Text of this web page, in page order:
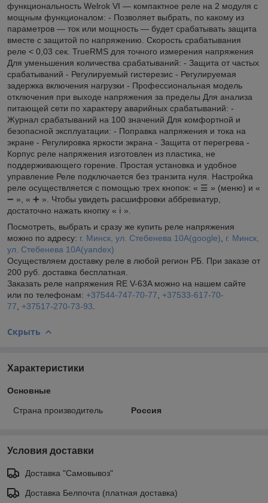
функциональность Welrok VI — компактное реле на 2 модуля с
мощным функционалом: - Позволяет выбрать, по какому из
параметров — ток или мощность — будет срабатывать защита
вместе с защитой по напряжению. Скорость срабатывания
реле < 0,03 сек. TrueRMS для точного измерения напряжения
Для уменьшения количества срабатываний: - Защита от частых
срабатываний - Регулируемый гистерезис - Регулируемая
задержка включения нагрузки - Профессиональная модель
отключения при выходе напряжения за пределы Для анализа
питающей сети по характеру аварийных срабатываний: -
Журнал срабатываний на 100 значений Для комфортной и
безопасной эксплуатации: - Поправка напряжения и тока на
экране - Регулировка яркости экрана - Защита от перегрева -
Корпус реле напряжения изготовлен из пластика, не
поддерживающего горение. Простая установка и удобное
управление Реле подключается без транзита нуля. Настройка
реле осуществляется с помощью трех кнопок: « ☰ » (меню) и «
➖ », « ➕ ». Чтобы увидеть расшифровки аббревиатур,
достаточно нажать кнопку « ℹ️ ».
Посмотреть, выбрать и сразу же купить реле напряжения
можно по адресу: г. Минск, ул. Стебенева 10А(google)
г. Минск,
ул. Стебенева 10А(yandex)
Осуществляем доставку реле в любой регион РБ. При заказе от
200 руб. доставка бесплатная.
Заказать реле напряжения RE V-63A можно на нашем сайте
или по телефонам: +37544-747-70-77 +37533-617-70-
77 +37517-270-73-93
Скрыть
Характеристики
Основные
Страна производитель Россия
Условия доставки
Доставка "Самовывоз"
Доставка Белпочта (платная доставка)